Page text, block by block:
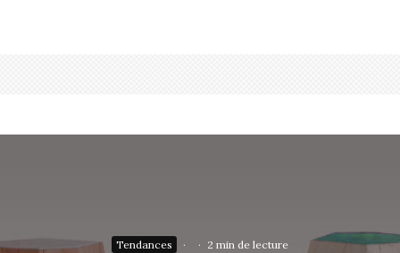
Tendances · · 2 min de lecture